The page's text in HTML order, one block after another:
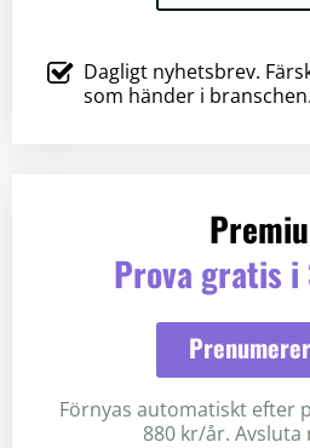
Dagligt nyhetsbrev.
som händer i branschen.
Prova gratis i
Förnyas automatiskt efter
880 kr/år. Avsluta